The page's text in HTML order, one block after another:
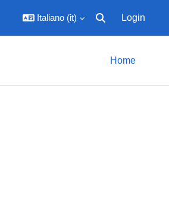
Italiano ‎(it)‎
Attiva/disattiva
Login
Home